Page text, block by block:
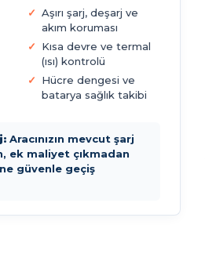
Aşırı şarj, deşarj ve
akım koruması
Kısa devre ve termal
(ısı) kontrolü
Hücre dengesi ve
batarya sağlık takibi
Aracınızın mevcut şarj
ek maliyet çıkmadan
güvenle geçiş